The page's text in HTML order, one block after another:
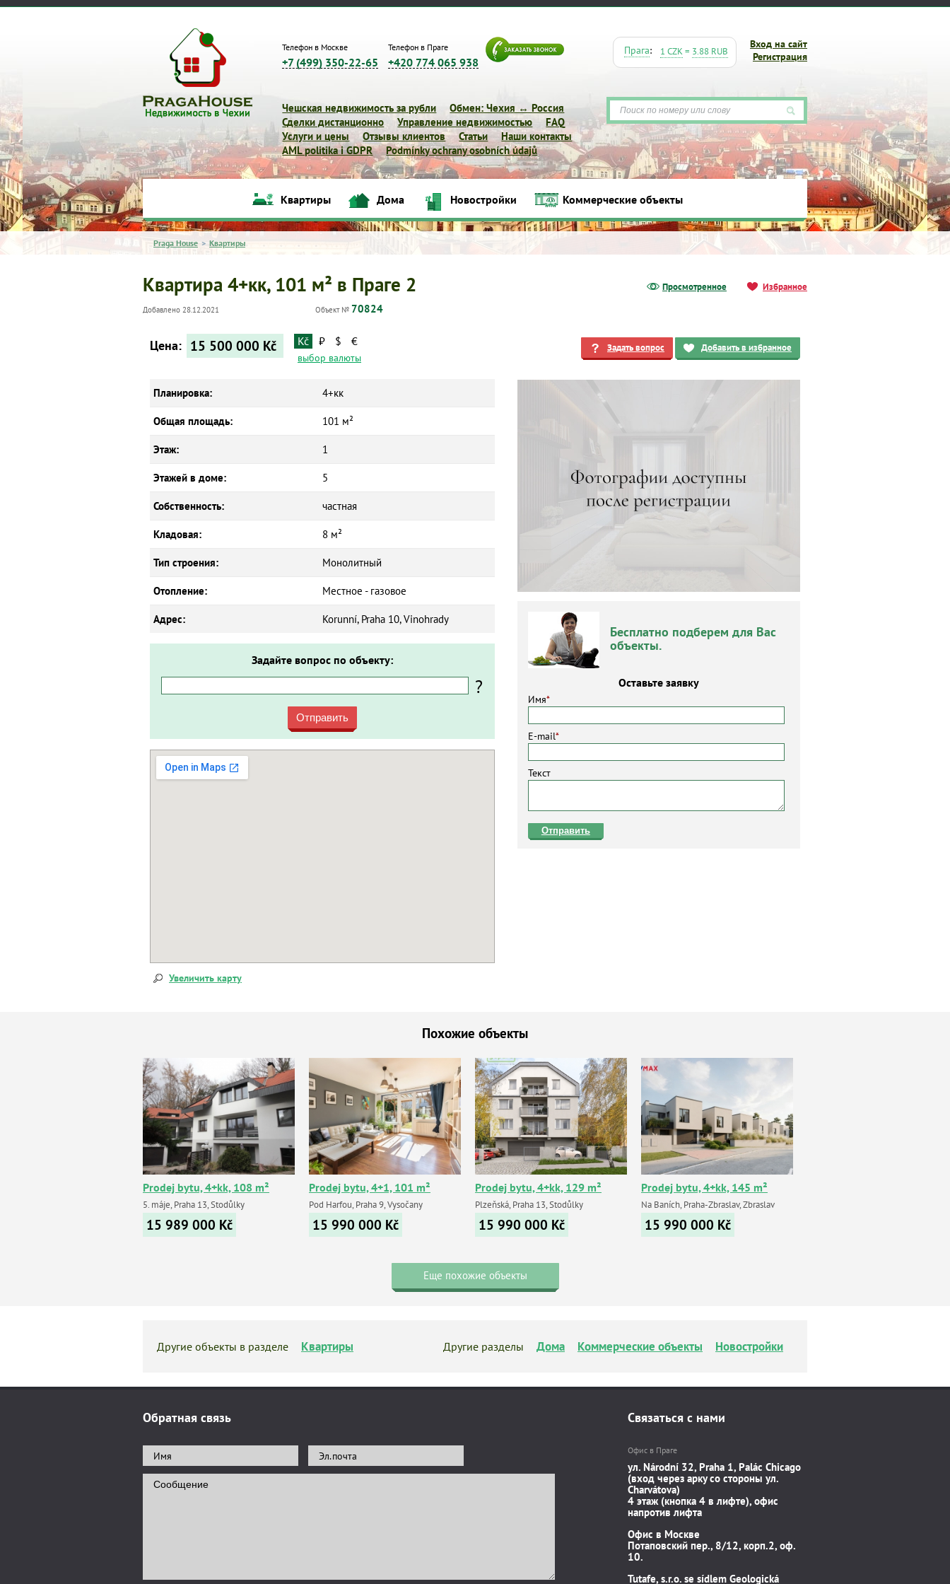
Телефон в Москве
+7 (499) 350-22-65
Телефон в Праге
+420 774 065 938
Вход на сайт
Регистрация
Прага: 1 CZK= 3.88 RUB
Чешская недвижимость за рубли
Обмен: Чехия ↔ Россия
Сделки дистанционно
Управление недвижимостью
FAQ
Услуги и цены
Отзывы клиентов Статьи
Наши контакты
AML politika i GDPR
Podmínky ochrany osobních údajů
Квартиры Новостройки Коммерческие объекты
Квартиры Дома Новостройки Коммерческие объекты
Praga House > Квартиры
Просмотренное Избранное
Квартира 4+кк, 101 м² в Праге 2
Добавлено 28.12.2021 Объект № 70824
Задать вопрос Добавить в избранное
Бесплатно подберем для Вас
объекты.
Оставьте заявку
Имя*
E-mail*
Текст
Отправить
Цена: 15 500 000 Kč Kč ₽ $ €
выбор валюты
Планировка: 4+кк
Общая площадь: 101 м²
Этаж: 1
Этажей в доме: 5
Собственность: частная
Кладовая: 8 м²
Тип строения: Монолитный
Отопление: Местное - газовое
Адрес: Korunní, Praha 10, Vinohrady
Задайте вопрос по объекту:
?
Отправить
Увеличить карту
Похожие объекты
Prodej bytu, 4+kk, 108 m²
5. máje, Praha 13, Stodůlky
15 989 000 Kč
Prodej bytu, 4+1, 101 m²
Pod Harfou, Praha 9, Vysočany
15 990 000 Kč
Prodej bytu, 4+kk, 129 m²
Plzeňská, Praha 13, Stodůlky
15 990 000 Kč
Prodej bytu, 4+kk, 145 m²
Na Baních, Praha-Zbraslav, Zbraslav
15 990 000 Kč
Еще похожие объекты
Другие объекты в разделе Квартиры Другие разделы Дома Коммерческие объекты Новостройки
Обратная связь Связаться с нами
Офис в Праге
ул. Národní 32, Praha 1, Palác Chicago
(вход через арку со стороны ул.
Charvátova)
4 этаж (кнопка 4 в лифте), офис
напротив лифта
Офис в Москве
Потаповский пер., 8/12, корп.2, оф.
10.
Tutafe, s.r.o. se sídlem Geologická